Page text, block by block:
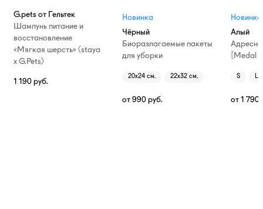
G.pets от Гельтек
Шампунь питание и
восстановление
«Мягкая шерсть» (staya
х G.Pets)
1 190 руб.
Новинка
Чёрный
Биоразлагаемые пакеты
для уборки
20х24 см. 22х32 см.
от 990 руб.
Новинка
Алый
[Medal
S L
от 1 790